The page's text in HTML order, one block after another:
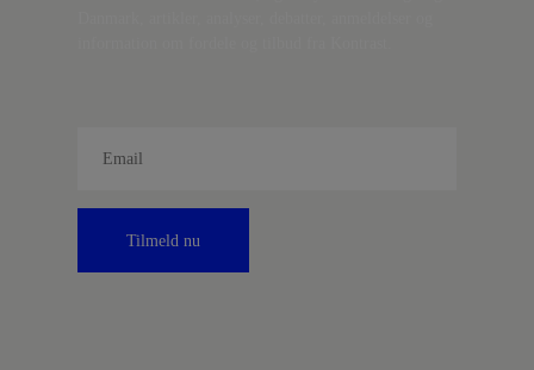
Tilmeld nu